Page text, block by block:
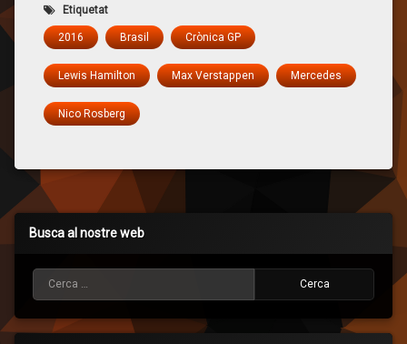
Etiquetat
2016 Brasil Crònica GP
Lewis Hamilton Max Verstappen Mercedes
Nico Rosberg
Busca al nostre web
Cerca: